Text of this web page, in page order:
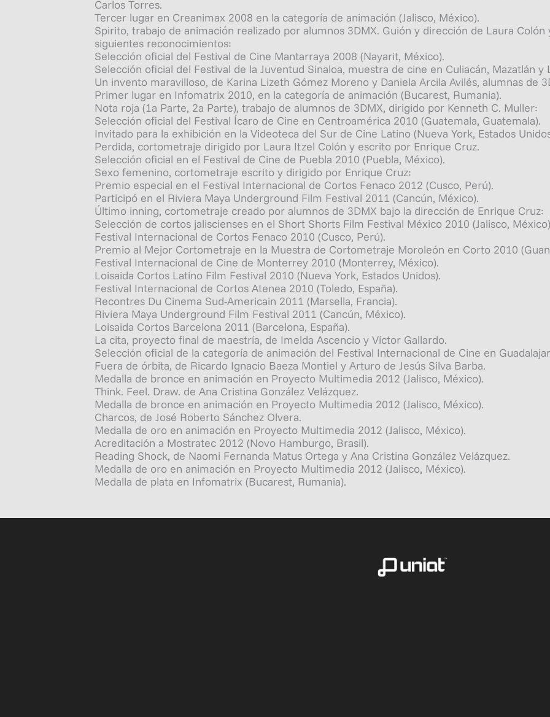
Carlos Torres.
Tercer lugar en Creanimax 2008 en la categoría de animación (Jalisco, México).
Spirito, trabajo de animación realizado por alumnos 3DMX. Guión y dirección de Laura
siguientes reconocimientos:
Selección oficial del Festival de Cine Mantarraya 2008 (Nayarit, México).
Selección oficial del Festival de la Juventud Sinaloa, muestra de cine en Culiacán, Mazatlán y
Un invento maravilloso, de Karina Lizeth Gómez Moreno y Daniela Arcila Avilés, alumnas de
Primer lugar en Infomatrix 2010, en la categoría de animación (Bucarest, Rumania).
Nota roja (1a Parte, 2a Parte), trabajo de alumnos de 3DMX, dirigido por Kenneth C. Muller:
Selección oficial del Festival Ícaro de Cine en Centroamérica 2010 (Guatemala, Guatemala).
Invitado para la exhibición en la Videoteca del Sur de Cine Latino (Nueva York, Estados
Perdida, cortometraje dirigido por Laura Itzel Colón y escrito por Enrique Cruz.
Selección oficial en el Festival de Cine de Puebla 2010 (Puebla, México).
Sexo femenino, cortometraje escrito y dirigido por Enrique Cruz:
Premio especial en el Festival Internacional de Cortos Fenaco 2012 (Cusco, Perú).
Participó en el Riviera Maya Underground Film Festival 2011 (Cancún, México).
Último inning, cortometraje creado por alumnos de 3DMX bajo la dirección de Enrique Cruz:
Selección de cortos jaliscienses en el Short Shorts Film Festival México 2010 (Jalisco,
Festival Internacional de Cortos Fenaco 2010 (Cusco, Perú).
Premio al Mejor Cortometraje en la Muestra de Cortometraje Moroleón en Corto 2010
Festival Internacional de Cine de Monterrey 2010 (Monterrey, México).
Loisaida Cortos Latino Film Festival 2010 (Nueva York, Estados Unidos).
Festival Internacional de Cortos Atenea 2010 (Toledo, España).
Recontres Du Cinema Sud-Americain 2011 (Marsella, Francia).
Riviera Maya Underground Film Festival 2011 (Cancún, México).
Loisaida Cortos Barcelona 2011 (Barcelona, España).
La cita, proyecto final de maestría, de Imelda Ascencio y Víctor Gallardo.
Selección oficial de la categoría de animación del Festival Internacional de Cine en
Fuera de órbita, de Ricardo Ignacio Baeza Montiel y Arturo de Jesús Silva Barba.
Medalla de bronce en animación en Proyecto Multimedia 2012 (Jalisco, México).
Think. Feel. Draw. de Ana Cristina González Velázquez.
Medalla de bronce en animación en Proyecto Multimedia 2012 (Jalisco, México).
Charcos, de José Roberto Sánchez Olvera.
Medalla de oro en animación en Proyecto Multimedia 2012 (Jalisco, México).
Acreditación a Mostratec 2012 (Novo Hamburgo, Brasil).
Reading Shock, de Naomi Fernanda Matus Ortega y Ana Cristina González Velázquez.
Medalla de oro en animación en Proyecto Multimedia 2012 (Jalisco, México).
Medalla de plata en Infomatrix (Bucarest, Rumania).